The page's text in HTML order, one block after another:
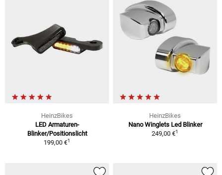
HeinzBikes
LED Armaturen-
Blinker/Positionslicht
199,00 €1
HeinzBikes
Nano Winglets Led Blinker
249,00 €1